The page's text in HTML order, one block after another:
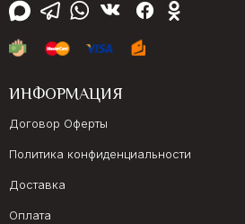
ИНФОРМАЦИЯ
Договор Оферты
Политика конфиденциальности
Доставка
Оплата